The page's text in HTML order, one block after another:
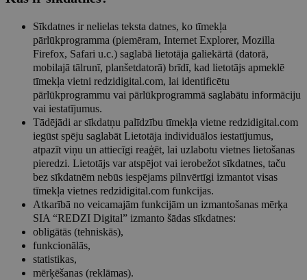
Sīkdatnes ir nelielas teksta datnes, ko tīmekļa
pārlūkprogramma (piemēram, Internet Explorer, Mozilla
Firefox, Safari u.c.) saglabā lietotāja galiekārtā (datorā,
mobilajā tālrunī, planšetdatorā) brīdī, kad lietotājs apmeklē
tīmekļa vietni redzidigital.com, lai identificētu
pārlūkprogrammu vai pārlūkprogrammā saglabātu informāciju
vai iestatījumus.
Tādējādi ar sīkdatņu palīdzību tīmekļa vietne redzidigital.com
iegūst spēju saglabāt Lietotāja individuālos iestatījumus,
atpazīt viņu un attiecīgi reaģēt, lai uzlabotu vietnes lietošanas
pieredzi. Lietotājs var atspējot vai ierobežot sīkdatnes, taču
bez sīkdatnēm nebūs iespējams pilnvērtīgi izmantot visas
tīmekļa vietnes redzidigital.com funkcijas.
Atkarībā no veicamajām funkcijām un izmantošanas mērķa
SIA “REDZI Digital” izmanto šādas sīkdatnes:
obligātās (tehniskās),
funkcionālās,
statistikas,
mērķēšanas (reklāmas).